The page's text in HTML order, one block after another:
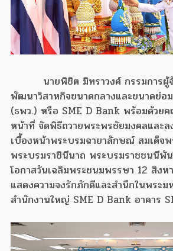
นายพิชิต มิทราวงศ์ กรรมการผู้
พัฒนาวิสาหกิจขนาดกลางและขนาดย่อ
(ธพว.) หรือ SME D Bank พร้อมด้วยค
หน้าที่ จัดพิธีถวายพระพรชัยมงคลและล
เบื้องหน้าพระบรมฉายาลักษณ์ สมเด็จพ
พระบรมราชินีนาถ พระบรมราชชนนีพั
โอกาสวันเฉลิมพระชนมพรรษา 12 สิง
แสดงความจงรักภักดีและสำนึกในพร
สำนักงานใหญ่ SME D Bank อาคาร